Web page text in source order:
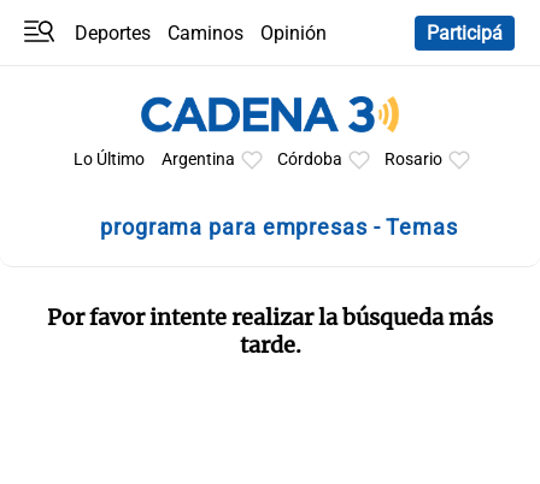
Deportes Caminos
Opinión
Participá
Lo Último Argentina Córdoba Rosario
programa para empresas - Temas
Por favor intente realizar la búsqueda más
tarde.